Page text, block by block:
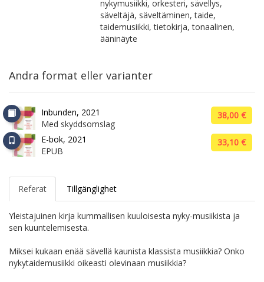
nykymusiikki, orkesteri, sävellys,
säveltäjä, säveltäminen, taide,
taidemusiikki, tietokirja, tonaalinen,
ääninäyte
Andra format eller varianter
Inbunden, 2021
Med skyddsomslag
38,00 €
E-bok, 2021
EPUB
33,10 €
Referat Tillgänglighet
Yleistajuinen kirja kummallisen kuuloisesta nyky-musiikista ja
sen kuuntelemisesta.
Miksei kukaan enää sävellä kaunista klassista musiikkia? Onko
nykytaidemusiikki oikeasti olevinaan musiikkia?